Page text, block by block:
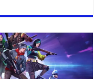
diamonds feel like
the game
You don’t always
[…]